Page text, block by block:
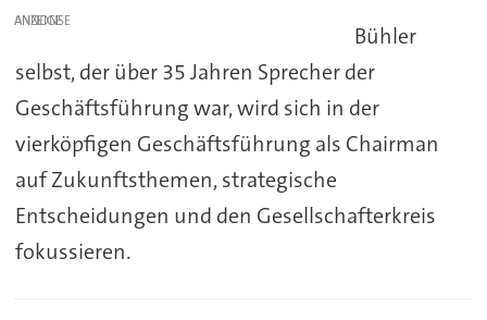
ANZEIGE
Bühler
selbst, der über 35 Jahren Sprecher der
Geschäftsführung war, wird sich in der
vierköpfigen Geschäftsführung als Chairman
auf Zukunftsthemen, strategische
Entscheidungen und den Gesellschafterkreis
fokussieren.